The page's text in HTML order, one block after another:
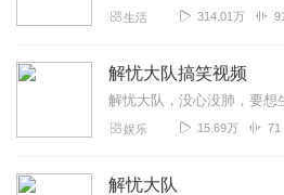
生活 314.01万 91
解忧大队搞笑视频
解忧大队，没心没肺，要想
娱乐 15.69万 71
解忧大队